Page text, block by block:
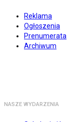
Reklama
Ogłoszenia
Prenumerata
Archiwum
NASZE WYDARZENIA